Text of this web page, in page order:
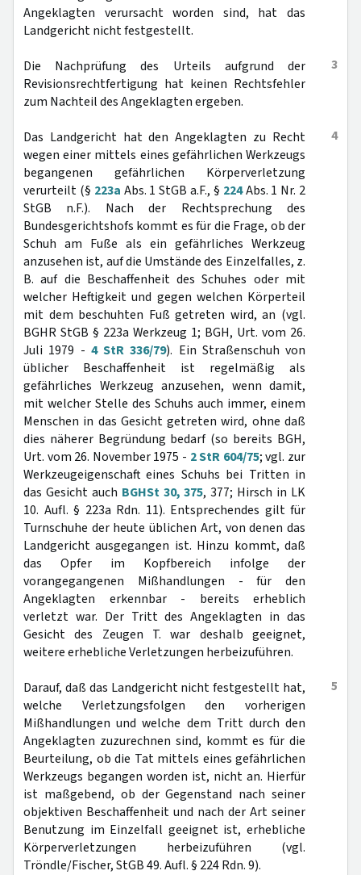
Angeklagten verursacht worden sind, hat das
Landgericht nicht festgestellt.
3
Die Nachprüfung des Urteils aufgrund der
Revisionsrechtfertigung hat keinen Rechtsfehler
zum Nachteil des Angeklagten ergeben.
4
Das Landgericht hat den Angeklagten zu Recht
wegen einer mittels eines gefährlichen Werkzeugs
begangenen gefährlichen Körperverletzung
verurteilt (§ 223a Abs. 1 StGB a.F., § 224Abs. 1 Nr. 2
StGB n.F.). Nach der Rechtsprechung des
Bundesgerichtshofs kommt es für die Frage, ob der
Schuh am Fuße als ein gefährliches Werkzeug
anzusehen ist, auf die Umstände des Einzelfalles, z.
B. auf die Beschaffenheit des Schuhes oder mit
welcher Heftigkeit und gegen welchen Körperteil
mit dem beschuhten Fuß getreten wird, an (vgl.
BGHR StGB § 223a Werkzeug 1; BGH, Urt. vom 26.
Juli 1979 - 4 StR 336/79). Ein Straßenschuh von
üblicher Beschaffenheit ist regelmäßig als
gefährliches Werkzeug anzusehen, wenn damit,
mit welcher Stelle des Schuhs auch immer, einem
Menschen in das Gesicht getreten wird, ohne daß
dies näherer Begründung bedarf (so bereits BGH,
Urt. vom 26. November 1975 - 2 StR 604/75; vgl. zur
Werkzeugeigenschaft eines Schuhs bei Tritten in
das Gesicht auch BGHSt 30, 375, 377; Hirsch in LK
10. Aufl. § 223a Rdn. 11). Entsprechendes gilt für
Turnschuhe der heute üblichen Art, von denen das
Landgericht ausgegangen ist. Hinzu kommt, daß
das Opfer im Kopfbereich infolge der
vorangegangenen Mißhandlungen - für den
Angeklagten erkennbar - bereits erheblich
verletzt war. Der Tritt des Angeklagten in das
Gesicht des Zeugen T. war deshalb geeignet,
weitere erhebliche Verletzungen herbeizuführen.
5
Darauf, daß das Landgericht nicht festgestellt hat,
welche Verletzungsfolgen den vorherigen
Mißhandlungen und welche dem Tritt durch den
Angeklagten zuzurechnen sind, kommt es für die
Beurteilung, ob die Tat mittels eines gefährlichen
Werkzeugs begangen worden ist, nicht an. Hierfür
ist maßgebend, ob der Gegenstand nach seiner
objektiven Beschaffenheit und nach der Art seiner
Benutzung im Einzelfall geeignet ist, erhebliche
Körperverletzungen herbeizuführen (vgl.
Tröndle/Fischer, StGB 49. Aufl. § 224 Rdn. 9).